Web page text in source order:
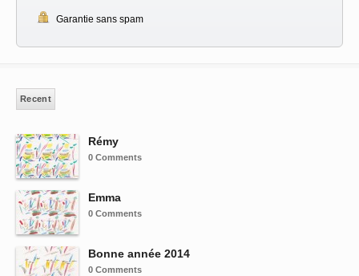
Garantie sans spam
Recent
Rémy
0 Comments
Emma
0 Comments
Bonne année 2014
0 Comments